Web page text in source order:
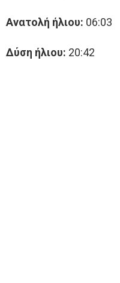
Ανατολή ήλιου: 06:03
Δύση ήλιου: 20:42